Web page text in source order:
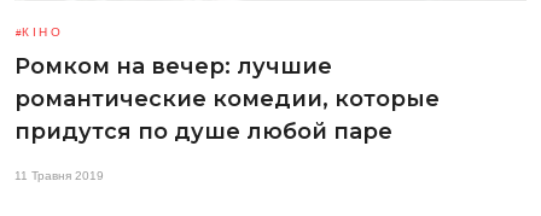
КІНО
Ромком на вечер: лучшие
романтические комедии, которые
придутся по душе любой паре
11 Травня 2019